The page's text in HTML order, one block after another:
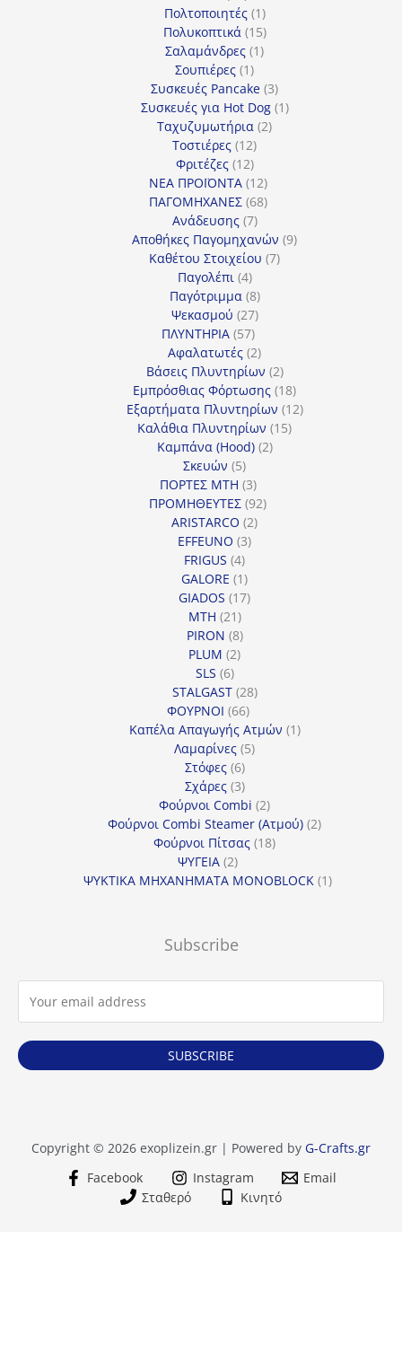
προϊόντα
Πολτοποιητές 11
προϊόν
Πολυκοπτικά 1515
προϊόντα
Σαλαμάνδρες 11
Σουπιέρες 11
προϊόν
Συσκευές Pancake 33
προϊόντα
Συσκευές για Hot Dog 11
Ταχυζυμωτήρια 22
Τοστιέρες 1212
προϊόντα
Φριτέζες 1212
προϊόντα
ΝΕΑ ΠΡΟΪΟΝΤΑ 1212
προϊόντα
ΠΑΓΟΜΗΧΑΝΕΣ 6868
Ανάδευσης 77
προϊόντα
Αποθήκες Παγομηχανών 99
Καθέτου Στοιχείου 77
Παγολέπι 44
προϊόντα
Παγότριμμα 88
προϊόντα
Ψεκασμού 2727
προϊόντα
ΠΛΥΝΤΗΡΙΑ 5757
προϊόντα
Αφαλατωτές 22
προϊόντα
Βάσεις Πλυντηρίων 22
προϊόντα
Εμπρόσθιας Φόρτωσης 1818
προϊόντα
Εξαρτήματα Πλυντηρίων 1212
Καλάθια Πλυντηρίων 1515
Καμπάνα (Hood) 22
Σκευών 55
προϊόντα
ΠΟΡΤΕΣ MTH 33
προϊόντα
ΠΡΟΜΗΘΕΥΤΕΣ 9292
ARISTARCO 22
EFFEUNO 33
FRIGUS 44
προϊόντα
GALORE 11
προϊόν
GIADOS 1717
MTH 2121
προϊόντα
PIRON 88
προϊόντα
PLUM 22
SLS 66
προϊόντα
STALGAST 2828
ΦΟΥΡΝΟΙ 6666
προϊόντα
Καπέλα Απαγωγής Ατμών 11
Λαμαρίνες 55
Στόφες 66
προϊόντα
Σχάρες 33
προϊόντα
Φούρνοι Combi 22
προϊόντα
Φούρνοι Combi Steamer (Ατμού) 22
Φούρνοι Πίτσας 1818
ΨΥΓΕΙΑ 22
προϊόντα
ΨΥΚΤΙΚΑ ΜΗΧΑΝΗΜΑΤΑ MONOBLOCK 11
Subscribe
SUBSCRIBE
Copyright © 2026 exoplizein.gr | Powered by G-Crafts.gr
Facebook
Instagram
Email
Σταθερό
Κινητό